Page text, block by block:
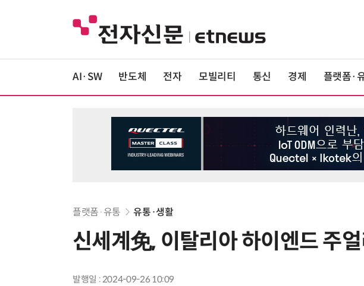
AI·SW 반도체 전자 모빌리티 통신 경제 플랫폼·
플랫폼·유통 유통·생활
신세계免, 이탈리아 하이엔드 주
발행일 : 2024-09-26 10:09